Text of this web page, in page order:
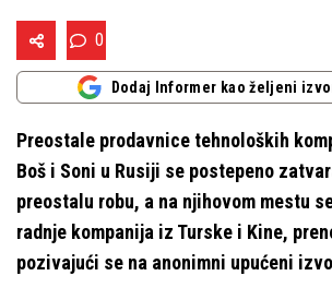
0
Dodaj Informer kao željeni
Preostale prodavnice tehnoloških
Boš i Soni u Rusiji se postepeno
preostalu robu, a na njihovom mestu
radnje kompanija iz Turske i Kine,
pozivajući se na anonimni upućeni